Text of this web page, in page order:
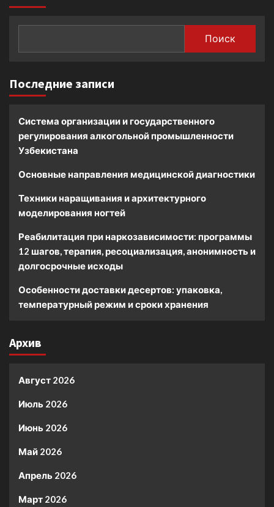
Поиск
Последние записи
Система организации и государственного
регулирования алкогольной промышленности
Узбекистана
Основные направления медицинской диагностики
Техники наращивания и архитектурного
моделирования ногтей
Реабилитация при наркозависимости: программы
12 шагов, терапия, ресоциализация, анонимность и
долгосрочные исходы
Особенности доставки десертов: упаковка,
температурный режим и сроки хранения
Архив
Август 2026
Июль 2026
Июнь 2026
Май 2026
Апрель 2026
Март 2026